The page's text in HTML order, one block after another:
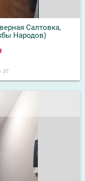
Салтовка,
Народов)
эт